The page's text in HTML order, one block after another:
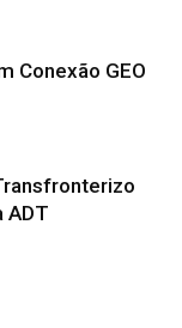
Conexão GEO
ADT